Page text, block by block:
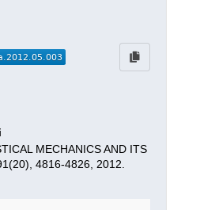
MECHANICS AND ITS
4816-4826, 2012.